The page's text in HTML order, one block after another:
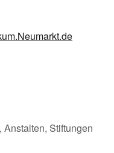
Stiftungen